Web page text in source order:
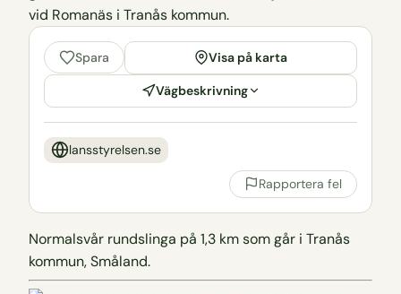
Spara Visa på karta
Vägbeskrivning
lansstyrelsen.se
Rapportera fel
Normalsvår rundslinga på 1,3 km som går i Tranås
kommun, Småland.